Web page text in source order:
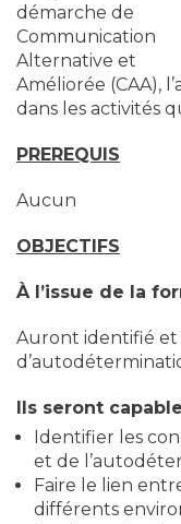
démarche de
Communication
Alternative et
Améliorée (CAA),
dans les activités
PREREQUIS
Aucun
OBJECTIFS
À l’issue de la
Auront identifié et
Ils seront
Identifier les
et de
Faire le lien
différents